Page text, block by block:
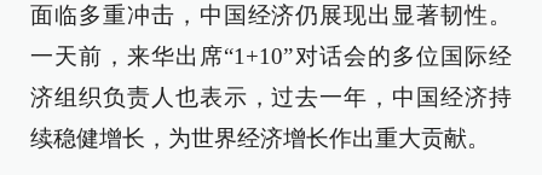
面临多重冲击，中国经济仍展现出显著韧性。
一天前，来华出席“1+10”对话会的多位国际经
济组织负责人也表示，过去一年，中国经济持
续稳健增长，为世界经济增长作出重大贡献。